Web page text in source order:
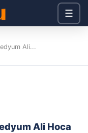
☰
Ali...
Ali Hoca